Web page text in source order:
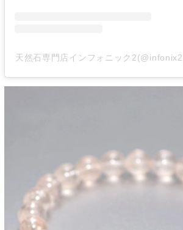
天然石専門店インフォニック